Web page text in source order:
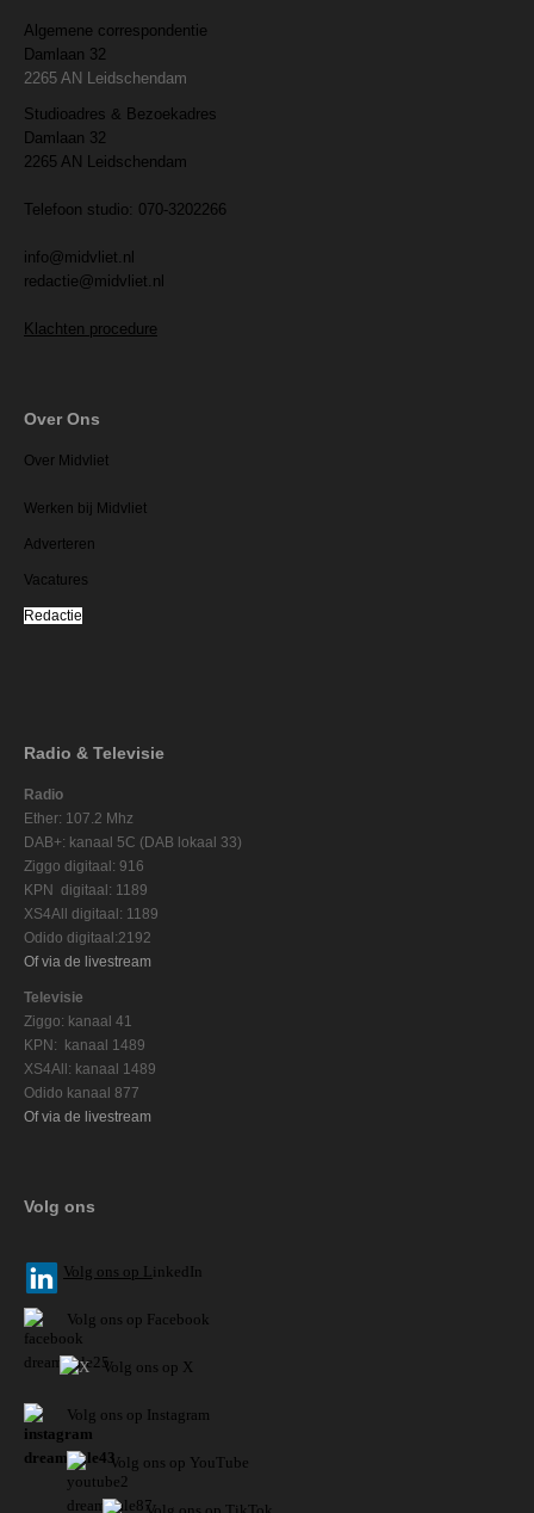
Algemene correspondentie
Damlaan 32
2265 AN Leidschendam
Studioadres & Bezoekadres
Damlaan 32
2265 AN Leidschendam
Telefoon studio: 070-3202266
info@midvliet.nl
redactie@midvliet.nl
Klachten procedure
Over Ons
Over Midvliet
Werken bij Midvliet
Adverteren
Vacatures
Redactie
Radio & Televisie
Radio
Ether: 107.2 Mhz
DAB+: kanaal 5C (DAB lokaal 33)
Ziggo digitaal: 916
KPN digitaal: 1189
XS4All digitaal: 1189
Odido digitaal:2192
Of via de livestream
Televisie
Ziggo: kanaal 41
KPN: kanaal 1489
XS4All: kanaal 1489
Odido kanaal 877
Of via de livestream
Volg ons
Volg ons op L inkedIn
Volg ons op Facebook
Volg ons op X
Volg ons op Instagram
Volg ons op YouTube